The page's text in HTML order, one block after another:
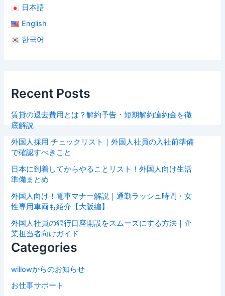
日本語
English
한국어
Recent Posts
賃貸の退去費用とは？解約予告・短期解約違約金を徹
底解説
外国人採用 チェックリスト｜外国人社員の入社前準備
で確認すべきこと
日本に到着してからやることリスト！外国人向け生活
準備まとめ
外国人向け！電車マナー解説｜通勤ラッシュ時間・女
性専用車両も紹介【大阪編】
外国人社員の銀行口座開設をスムーズにする方法｜企
業担当者向けガイド
Categories
willowからのお知らせ
お仕事サポート